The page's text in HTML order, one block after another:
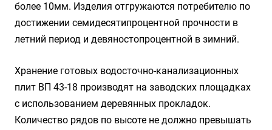
более 10мм. Изделия отгружаются потребителю по
достижении семидесятипроцентной прочности в
летний период и девяностопроцентной в зимний.
Хранение готовых водосточно-канализационных
плит ВП 43-18 производят на заводских площадках
с использованием деревянных прокладок.
Количество рядов по высоте не должно превышать